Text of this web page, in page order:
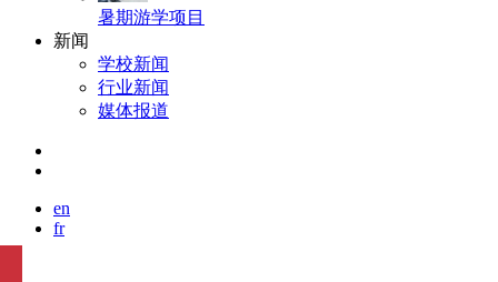
暑期游学项目
新闻
学校新闻
行业新闻
媒体报道
en
fr